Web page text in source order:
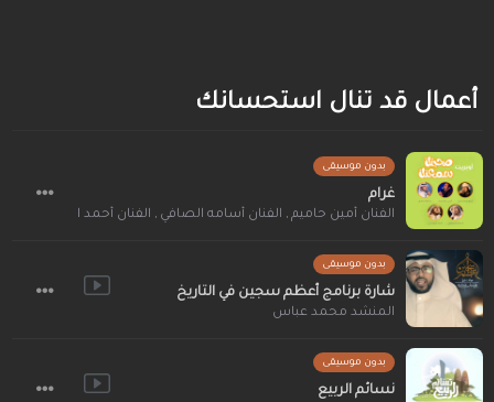
أعمال قد تنال استحسانك
بدون موسيقى
غرام
الفنان أمين حاميم , الفنان أسامه الصافي , الفنان أحمد الهاجري
بدون موسيقى
شارة برنامج أعظم سجين في التاريخ
المنشد محمد عباس
بدون موسيقى
نسائم الربيع